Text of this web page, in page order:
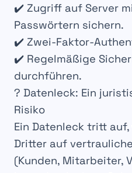
✔️ Zugriff auf Server
Passwörtern sichern.
✔️ Zwei-Faktor-
✔️ Regelmäßige
durchführen.
?️ Datenleck: Ein
Risiko
Ein Datenleck tritt auf,
Dritter auf
(Kunden, Mitarbeiter,